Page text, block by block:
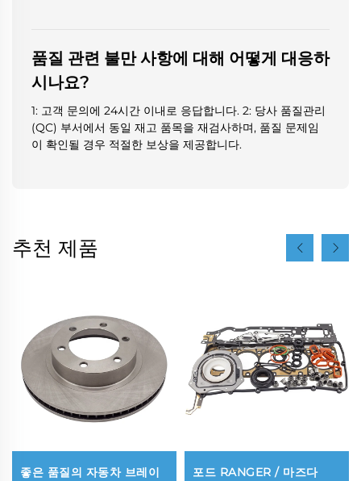
품질 관련 불만 사항에 대해 어떻게 대응하
시나요?
1: 고객 문의에 24시간 이내로 응답합니다. 2: 당사 품질관리
(QC) 부서에서 동일 재고 품목을 재검사하며, 품질 문제임
이 확인될 경우 적절한 보상을 제공합니다.
추천 제품
좋은 품질의 자동차 브레이
포드 RANGER / 마즈다